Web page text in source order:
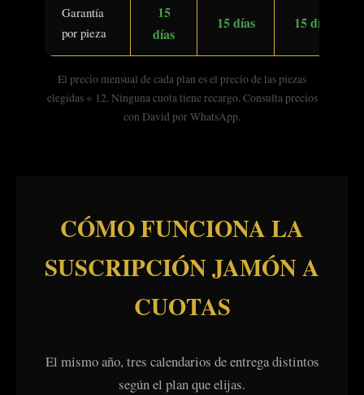
Garantía
por pieza
15
días
15 días 15 días
El precio mensual de cada plan es el precio de las piezas
elegidas ÷ 12. Ninguna cuota tiene recargo. Consulta precios
con David por WhatsApp.
CÓMO FUNCIONA LA
SUSCRIPCIÓN JAMÓN A
CUOTAS
El mismo año, tres calendarios de entrega distintos
según el plan que elijas.